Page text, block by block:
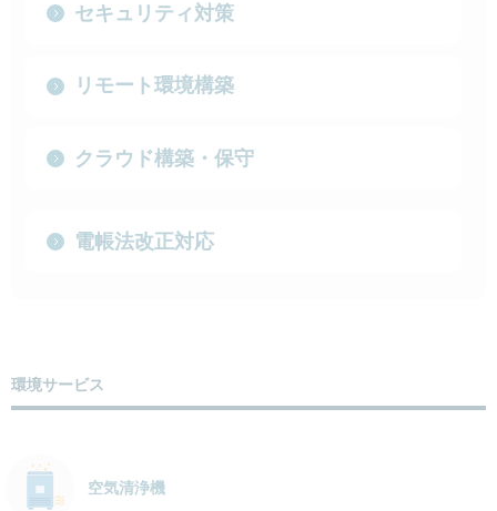
セキュリティ対策
リモート環境構築
クラウド構築・保守
電帳法改正対応
環境サービス
空気清浄機